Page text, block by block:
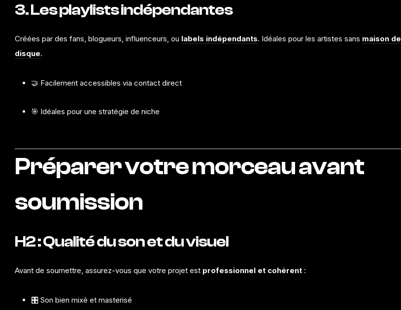
3. Les playlists indépendantes
Créées par des fans, blogueurs, influenceurs, ou labels indépendants. Idéales pour les artistes sans maison de
disque.
🤝 Facilement accessibles via contact direct
🎯 Idéales pour une stratégie de niche
Préparer votre morceau avant
soumission
H2 : Qualité du son et du visuel
Avant de soumettre, assurez-vous que votre projet est professionnel et cohérent :
🎛️ Son bien mixé et masterisé